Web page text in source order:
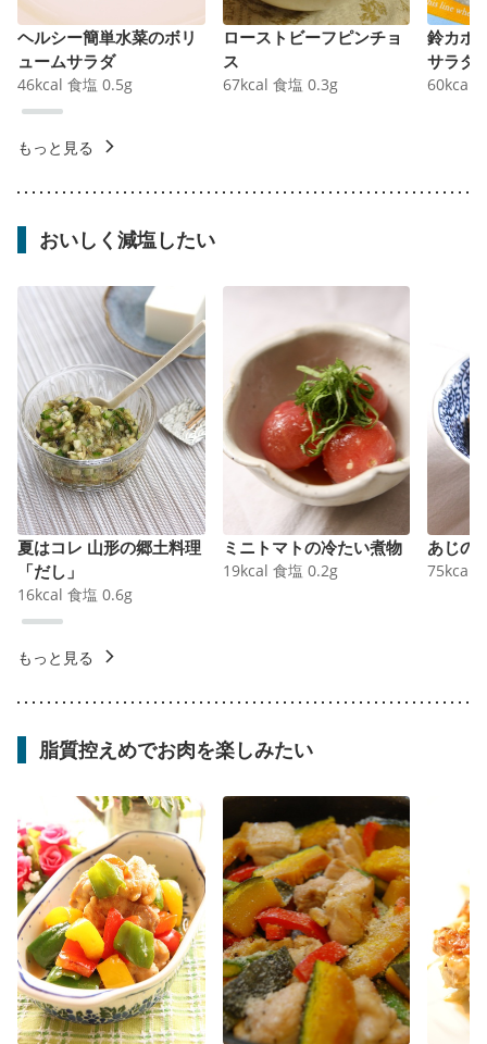
ヘルシー簡単水菜のボリ
ュームサラダ
46kcal 食塩 0.5g
ローストビーフピンチョ
ス
67kcal 食塩 0.3g
鈴カボ
サラダ
60kcal
もっと見る
おいしく減塩したい
夏はコレ 山形の郷土料理
「だし」
16kcal 食塩 0.6g
ミニトマトの冷たい煮物
19kcal 食塩 0.2g
あじの
75kcal
もっと見る
脂質控えめでお肉を楽しみたい